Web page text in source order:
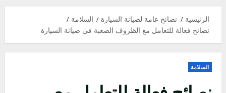
الرئيسية نصائح عامة لصيانة السيارة
السلامة
نصائح فعالة للتعامل مع الظروف الصعبة في صيانة السيارة